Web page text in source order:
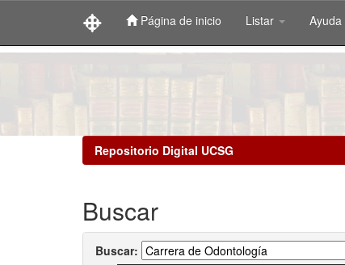
Página de inicio Listar Ayuda
Repositorio Digital UCSG
Buscar
Buscar: